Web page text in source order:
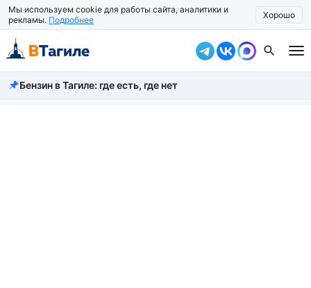
Мы используем cookie для работы сайта, аналитики и
рекламы. Подробнее Хорошо
Все новости
Бензин в Тагиле: где есть, где нет